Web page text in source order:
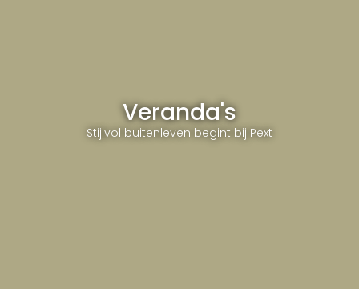
Veranda's
Stijlvol buitenleven begint bij Pext